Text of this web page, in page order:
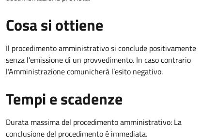
Cosa si ottiene
Il procedimento amministrativo si conclude positivamente
senza l’emissione di un provvedimento. In caso contrario
l’Amministrazione comunicherà l’esito negativo.
Tempi e scadenze
Durata massima del procedimento amministrativo: La
conclusione del procedimento è immediata.